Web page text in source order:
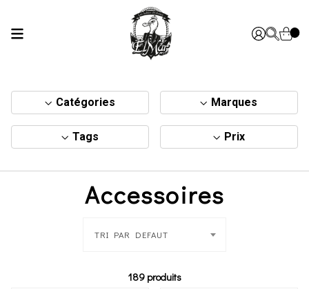
Catégories Marques
Tags Prix
Accessoires
189 produits
TRI PAR DEFAUT